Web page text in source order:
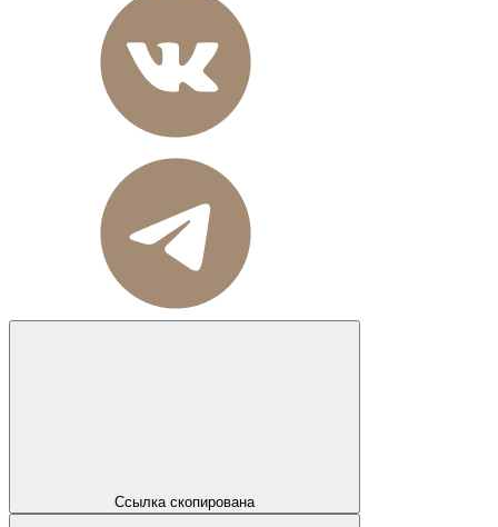
Ссылка скопирована